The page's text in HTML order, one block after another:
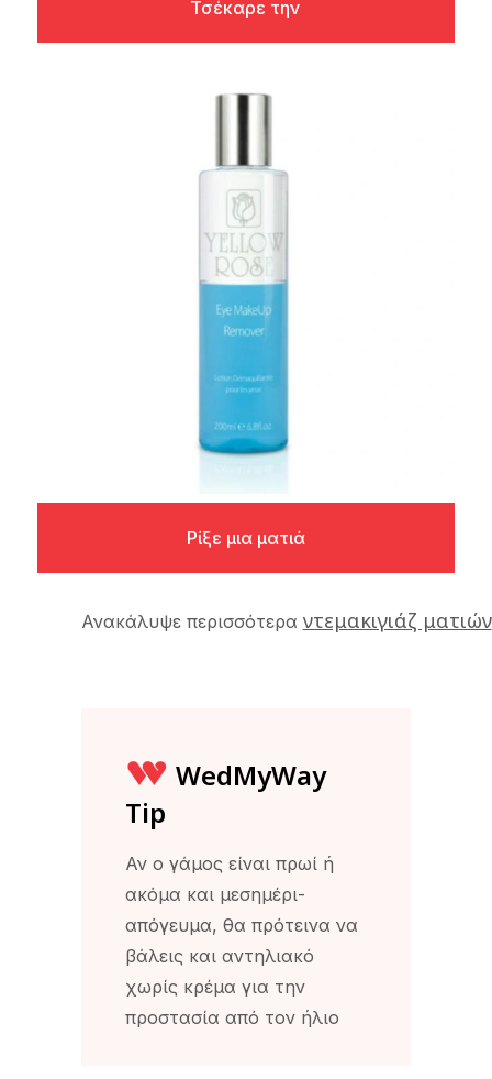
Τσέκαρε την
Ρίξε μια ματιά
Ανακάλυψε περισσότερα ντεμακιγιάζ ματιών
WedMyWay
Tip
Αν ο γάμος είναι πρωί ή
ακόμα και μεσημέρι-
απόγευμα, θα πρότεινα να
βάλεις και αντηλιακό
χωρίς κρέμα για την
προστασία από τον ήλιο